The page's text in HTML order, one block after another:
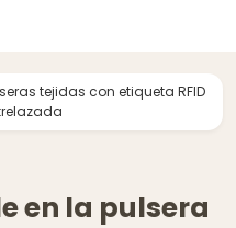
tejidas con etiqueta RFID
en la pulsera